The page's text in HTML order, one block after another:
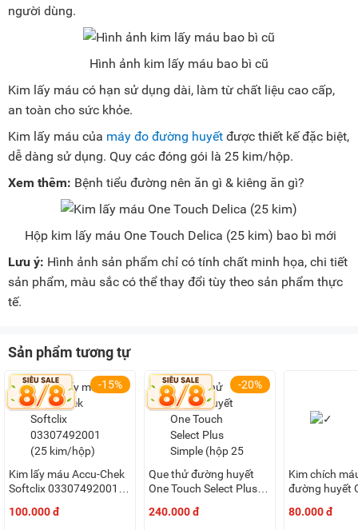
người dùng.
Hình ảnh kim lấy máu bao bì cũ
Kim lấy máu có hạn sử dụng dài, làm từ chất liệu cao cấp,
an toàn cho sức khỏe.
Kim lấy máu của máy đo đường huyết được thiết kế đặc biệt,
dễ dàng sử dụng. Quy các đóng gói là 25 kim/hộp.
Xem thêm: Bệnh tiểu đường nên ăn gì & kiêng ăn gì?
Hộp kim lấy máu One Touch Delica (25 kim) bao bì mới
Lưu ý: Hình ảnh sản phẩm chỉ có tính chất minh họa, chi tiết
sản phẩm, màu sắc có thể thay đổi tùy theo sản phẩm thực
tế.
Sản phẩm tương tự
-15%
Kim lấy máu Accu-Chek
Softclix 03307492001
100.000 đ
-20%
Que thử đường huyết
One Touch Select Plus
240.000 đ
Kim chích
đường huyết
80.000 đ